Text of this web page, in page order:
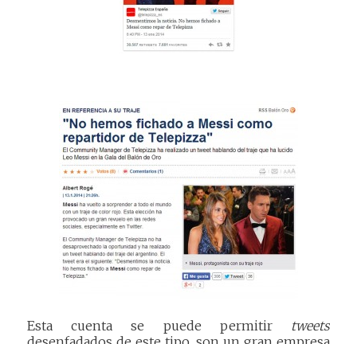
Esta cuenta se puede permitir tweets